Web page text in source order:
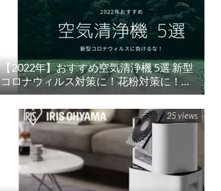
【2022年】おすすめ空気清浄機 5選 新型
コロナウィルス対策に！花粉対策に！
楽天/Amazon/Yahoo/PayPay
25 views